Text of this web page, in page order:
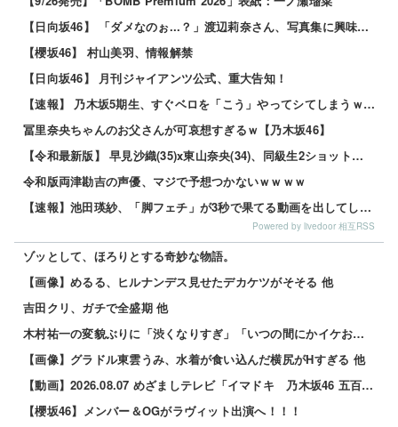
【日向坂46】 「ダメなのぉ...？」渡辺莉奈さん、写真集に興味津々
【櫻坂46】 村山美羽、情報解禁
【日向坂46】 月刊ジャイアンツ公式、重大告知！
【速報】 乃木坂5期生、すぐベロを「こう」やってシてしまうｗｗｗｗｗｗ
冨里奈央ちゃんのお父さんが可哀想すぎるｗ【乃木坂46】
【令和最新版】 早見沙織(35)x東山奈央(34)、同級生2ショット写真がこちらｗｗｗｗ
令和版両津勘吉の声優、マジで予想つかないｗｗｗｗ
【速報】池田瑛紗、「脚フェチ」が3秒で果てる動画を出してしまう・・・
Powered by livedoor 相互RSS
ゾッとして、ほろりとする奇妙な物語。
【画像】めるる、ヒルナンデス見せたデカケツがそそる 他
吉田クリ、ガチで全盛期 他
木村祐一の変貌ぶりに「渋くなりすぎ」「いつの間にかイケおじに」の声 他
【画像】グラドル東雲うみ、水着が食い込んだ横尻がHすぎる 他
【動画】2026.08.07 めざましテレビ「イマドキ 乃木坂46 五百城茉央」
【櫻坂46】メンバー＆OGがラヴィット出演へ！！！